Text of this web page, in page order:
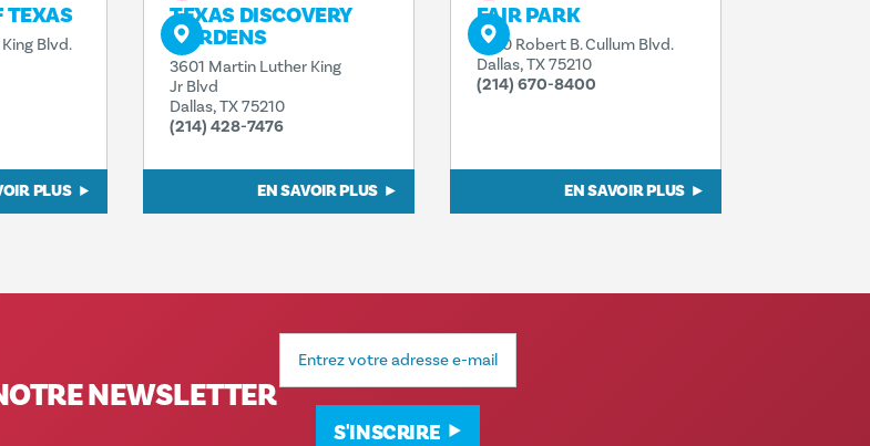
TEXAS
Blvd.
PLUS
TEXAS DISCOVERY
GARDENS
3601 Martin Luther King
Jr Blvd
Dallas, TX 75210
(214) 428-7476
EN SAVOIR PLUS
FAIR PARK
1300 Robert B. Cullum Blvd.
Dallas, TX 75210
(214) 670-8400
EN SAVOIR PLUS
NEWSLETTER
Adresse
S'INSCRIRE